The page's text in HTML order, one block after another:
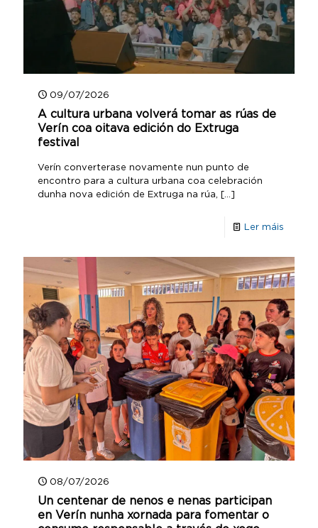
09/07/2026
A cultura urbana volverá tomar as rúas de
Verín coa oitava edición do Extruga
festival
Verín converterase novamente nun punto de
encontro para a cultura urbana coa celebración
dunha nova edición de Extruga na rúa, […]
Ler máis
08/07/2026
Un centenar de nenos e nenas participan
en Verín nunha xornada para fomentar o